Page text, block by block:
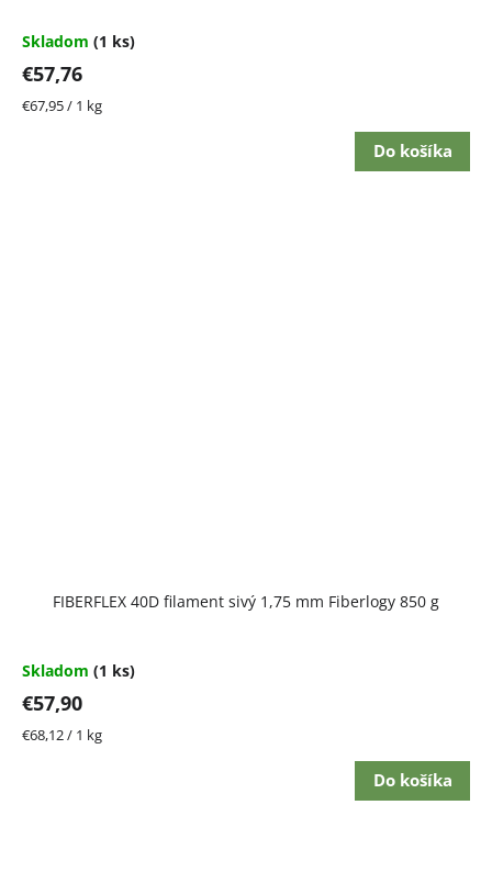
Skladom (1 ks)
€57,76
Jednotková
€67,95 / 1 kg
Do košíka
FIBERFLEX 40D filament sivý 1,75 mm Fiberlogy 850 g
Skladom (1 ks)
€57,90
Jednotková
€68,12 / 1 kg
Do košíka